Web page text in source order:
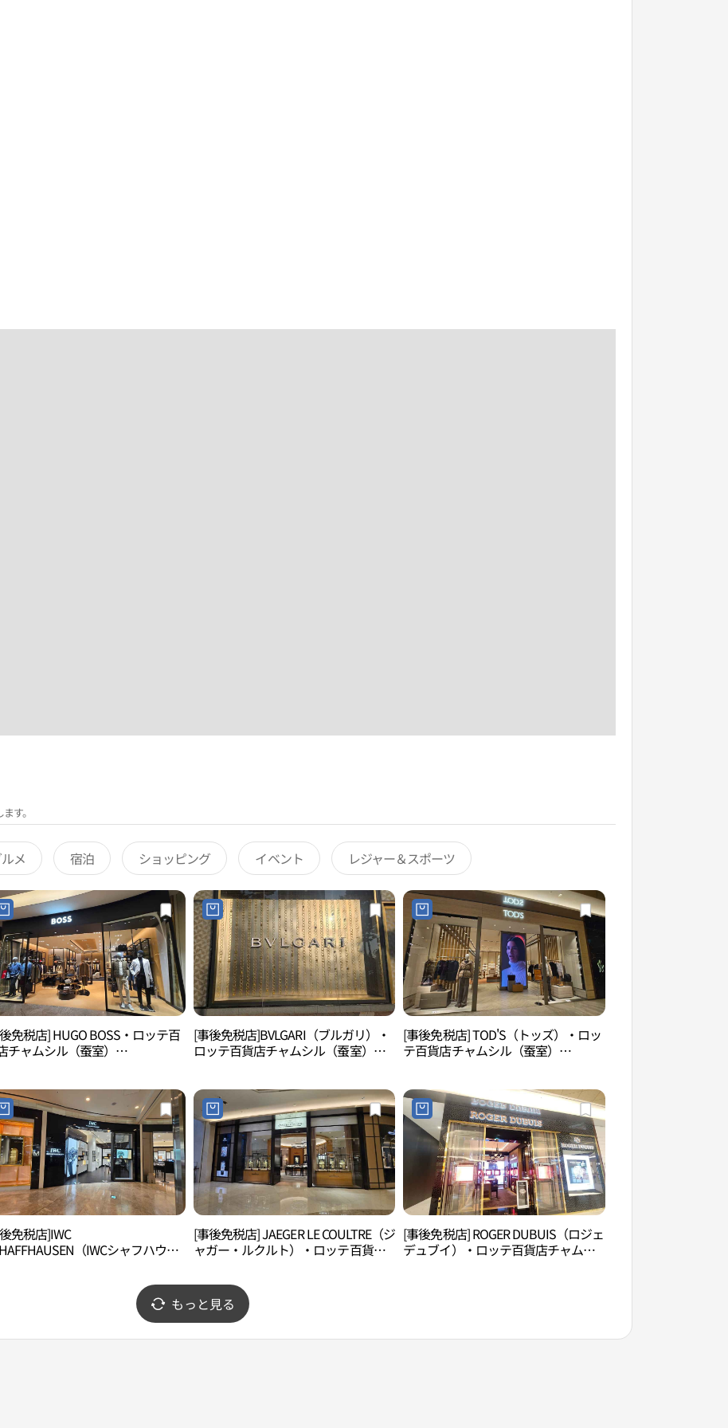
す。
メ 宿泊 ショッピング イベント レジャー＆スポーツ
免税店] HUGO BOSS・ロッテ百
チャムシル（蚕室）
[事後免税店]BVLGARI（ブルガリ）・
ロッテ百貨店チャムシル（蚕室）
[事後免税店] TOD'S（トッズ）・ロッ
テ百貨店チャムシル（蚕室）
免税店]IWC
（IWCシャフハウゼ
）AVENUEL（アヴェニュエル）店
샤프하우젠 롯데백화점 잠실 에비
[事後免税店] JAEGER LE COULTRE（ジ
ャガー・ルクルト）・ロッテ百貨店
ェニュエル）店(예거르쿨트르 롯데백
화점 잠실 에비뉴엘점)
[事後免税店] ROGER DUBUIS（ロジェ
デュブイ）・ロッテ百貨店チャムシ
もっと見る